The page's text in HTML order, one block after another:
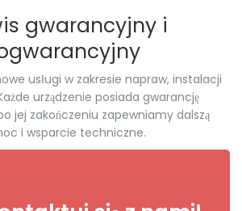
gwarancyjny i
usługi w zakresie napraw, instalacji
urządzenie posiada gwarancję
jej zakończeniu zapewniamy dalszą
i wsparcie techniczne.